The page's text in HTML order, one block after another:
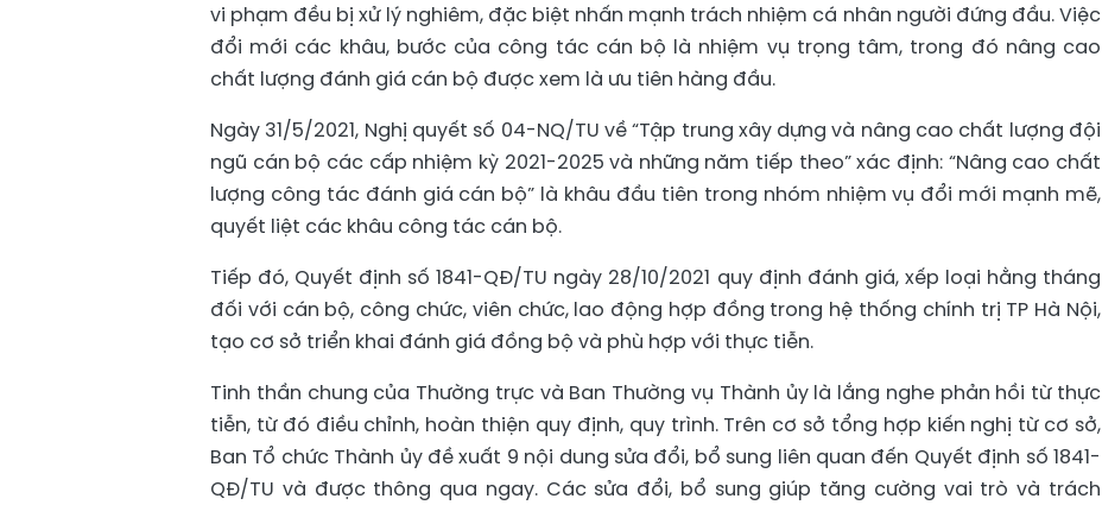
vi phạm đều bị xử lý nghiêm, đặc biệt nhấn mạnh trách nhiệm cá nhân người đứng đầu. Việc
đổi mới các khâu, bước của công tác cán bộ là nhiệm vụ trọng tâm, trong đó nâng cao
chất lượng đánh giá cán bộ được xem là ưu tiên hàng đầu.
Ngày 31/5/2021, Nghị quyết số 04-NQ/TU về “Tập trung xây dựng và nâng cao chất lượng đội
ngũ cán bộ các cấp nhiệm kỳ 2021-2025 và những năm tiếp theo” xác định: “Nâng cao chất
lượng công tác đánh giá cán bộ” là khâu đầu tiên trong nhóm nhiệm vụ đổi mới mạnh mẽ,
quyết liệt các khâu công tác cán bộ.
Tiếp đó, Quyết định số 1841-QĐ/TU ngày 28/10/2021 quy định đánh giá, xếp loại hằng tháng
đối với cán bộ, công chức, viên chức, lao động hợp đồng trong hệ thống chính trị TP Hà Nội,
tạo cơ sở triển khai đánh giá đồng bộ và phù hợp với thực tiễn.
Tinh thần chung của Thường trực và Ban Thường vụ Thành ủy là lắng nghe phản hồi từ thực
tiễn, từ đó điều chỉnh, hoàn thiện quy định, quy trình. Trên cơ sở tổng hợp kiến nghị từ cơ sở,
Ban Tổ chức Thành ủy đề xuất 9 nội dung sửa đổi, bổ sung liên quan đến Quyết định số 1841-
QĐ/TU và được thông qua ngay. Các sửa đổi, bổ sung giúp tăng cường vai trò và trách